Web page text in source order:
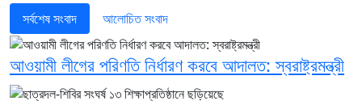
সর্বশেষ সংবাদ আলোচিত সংবাদ
আওয়ামী লীগের পরিণতি নির্ধারণ করবে আদালত: স্বরাষ্ট্রমন্ত্রী